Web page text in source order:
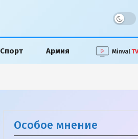
Спорт Армия
Особое мнение